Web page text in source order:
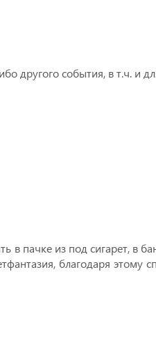
другого события, в т.ч. и
в пачке из под сигарет, в
фантазия, благодаря этому